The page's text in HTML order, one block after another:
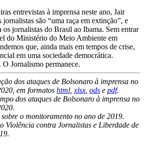
entrevistas à imprensa neste ano, Jair
são “uma raça em extinção”, e
jornalistas do Brasil ao Ibama. Sem entrar
do Ministério do Meio Ambiente em
que, ainda mais em tempos de crise,
em uma sociedade democrática.
O Jornalismo permanece.
dos ataques de Bolsonaro à imprensa no
em formatos html xlsx ods e pdf.
dos ataques de Bolsonaro à imprensa no
20.
o monitoramento no ano de 2019.
Violência contra Jornalistas e Liberdade de